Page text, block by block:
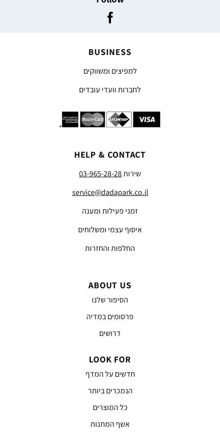
BUSINESS
למפיצים ומשווקים
לחברות וועדי עובדים
HELP & CONTACT
שירות03-965-28-28
service@dadapark.co.il
זמני פעילות ומענה
איסוף עצמי ומשלוחים
החלפות והחזרות
ABOUT US
הסיפור שלנו
פרסומים במדיה
דרושים
LOOK FOR
חדשים על המדף
הנמכרים ביותר
כל המוצרים
אשף המתנות